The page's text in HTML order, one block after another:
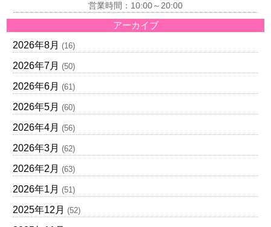
営業時間：10:00～20:00
アーカイブ
2026年8月 (16)
2026年7月 (50)
2026年6月 (61)
2026年5月 (60)
2026年4月 (56)
2026年3月 (62)
2026年2月 (63)
2026年1月 (51)
2025年12月 (52)